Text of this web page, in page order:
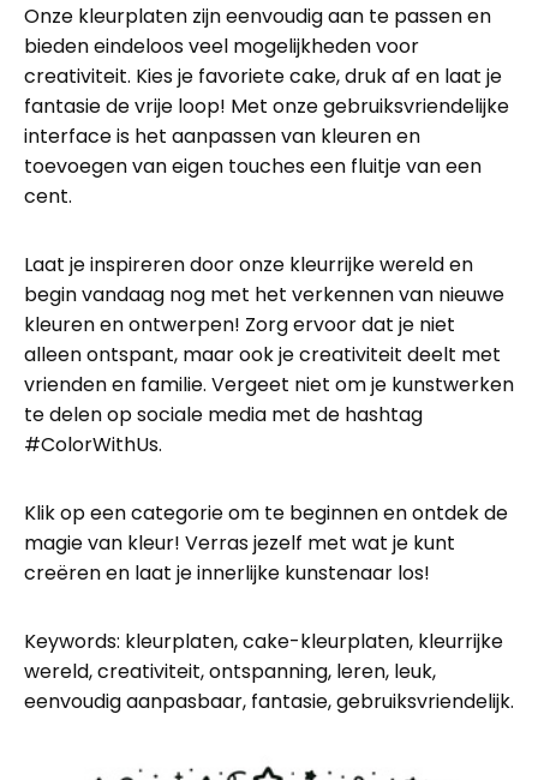
Onze kleurplaten zijn eenvoudig aan te passen en
bieden eindeloos veel mogelijkheden voor
creativiteit. Kies je favoriete cake, druk af en laat je
fantasie de vrije loop! Met onze gebruiksvriendelijke
interface is het aanpassen van kleuren en
toevoegen van eigen touches een fluitje van een
cent.
Laat je inspireren door onze kleurrijke wereld en
begin vandaag nog met het verkennen van nieuwe
kleuren en ontwerpen! Zorg ervoor dat je niet
alleen ontspant, maar ook je creativiteit deelt met
vrienden en familie. Vergeet niet om je kunstwerken
te delen op sociale media met de hashtag
#ColorWithUs.
Klik op een categorie om te beginnen en ontdek de
magie van kleur! Verras jezelf met wat je kunt
creëren en laat je innerlijke kunstenaar los!
Keywords: kleurplaten, cake-kleurplaten, kleurrijke
wereld, creativiteit, ontspanning, leren, leuk,
eenvoudig aanpasbaar, fantasie, gebruiksvriendelijk.